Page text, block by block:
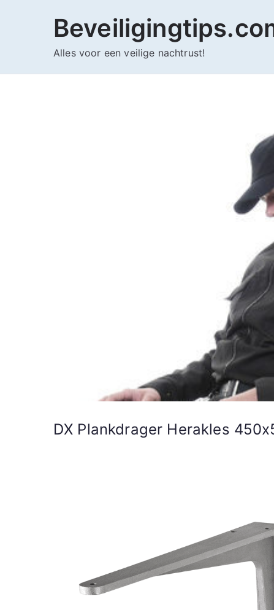
Alles voor een veilige nachtrust!
DX Plankdrager Herakles